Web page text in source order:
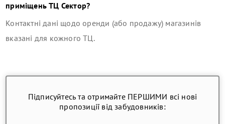
приміщеньТЦ Сектор?
Контактні дані щодо оренди (або продажу) магазинів
вказані для кожного ТЦ.
Підписуйтесь та отримайте ПЕРШИМИ всі нові
пропозиції від забудовників: